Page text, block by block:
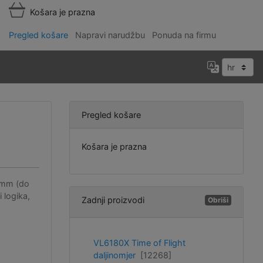
Košara je prazna
Pregled košare Napravi narudžbu Ponuda na firmu
(do
logika,
Pregled košare
Košara je prazna
Zadnji proizvodi Obriši
VL6180X Time of Flight
daljinomjer
[12268]